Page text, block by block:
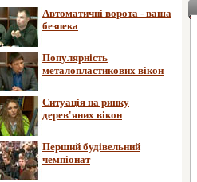
Автоматичні ворота - ваша
безпека
Популярність
металопластикових вікон
Ситуація на ринку
дерев'яних вікон
Перший будівельний
чемпіонат